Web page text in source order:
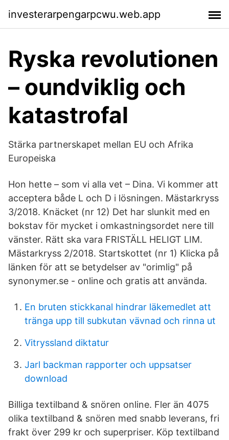
investerarpengarpcwu.web.app
Ryska revolutionen
– oundviklig och
katastrofal
Stärka partnerskapet mellan EU och Afrika
Europeiska
Hon hette – som vi alla vet – Dina. Vi kommer att
acceptera både L och D i lösningen. Mästarkryss
3/2018. Knäcket (nr 12) Det har slunkit med en
bokstav för mycket i omkastningsordet nere till
vänster. Rätt ska vara FRISTÄLL HELIGT LIM.
Mästarkryss 2/2018. Startskottet (nr 1) Klicka på
länken för att se betydelser av "orimlig" på
synonymer.se - online och gratis att använda.
En bruten stickkanal hindrar läkemedlet att
tränga upp till subkutan vävnad och rinna ut
Vitryssland diktatur
Jarl backman rapporter och uppsatser
download
Billiga textilband & snören online. Fler än 4075
olika textilband & snören med snabb leverans, fri
frakt över 299 kr och superpriser. Köp textilband